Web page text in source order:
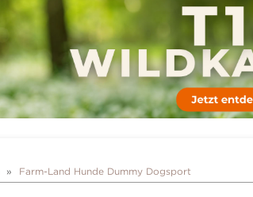
Farm-Land Hunde Dummy Dogsport